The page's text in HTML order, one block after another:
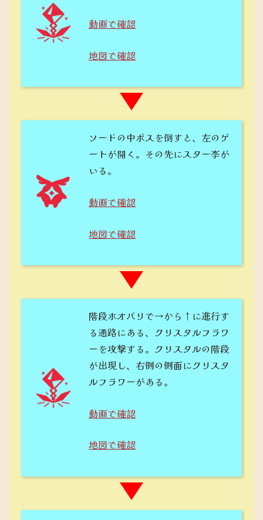
動画で確認
地図で確認
ソードの中ボスを倒すと、左のゲ
ートが開く。その先にスター李が
いる。
動画で確認
地図で確認
階段ホオバリで→から↑に進行す
る通路にある、クリスタルフラワ
ーを攻撃する。クリスタルの階段
が出現し、右側の側面にクリスタ
ルフラワーがある。
動画で確認
地図で確認